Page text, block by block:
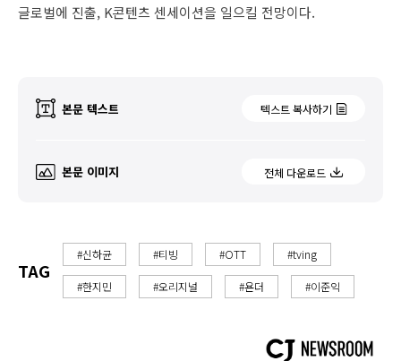
글로벌에 진출, K콘텐츠 센세이션을 일으킬 전망이다.
본문 텍스트 텍스트 복사하기
본문 이미지 전체 다운로드
TAG
#신하균 #티빙 #OTT #tving
#한지민 #오리지널 #욘더 #이준익